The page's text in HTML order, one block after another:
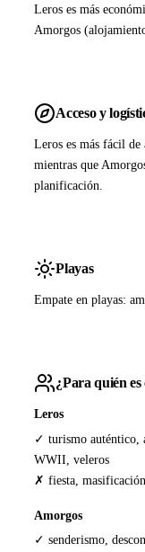
Leros es más
Amorgos
Acceso y
Leros es más fácil
mientras que
planificación.
Playas
Empate en playas:
¿Para quién
Leros
✓ turismo auténtico,
WWII, veleros
✗ fiesta,
Amorgos
✓ senderismo,